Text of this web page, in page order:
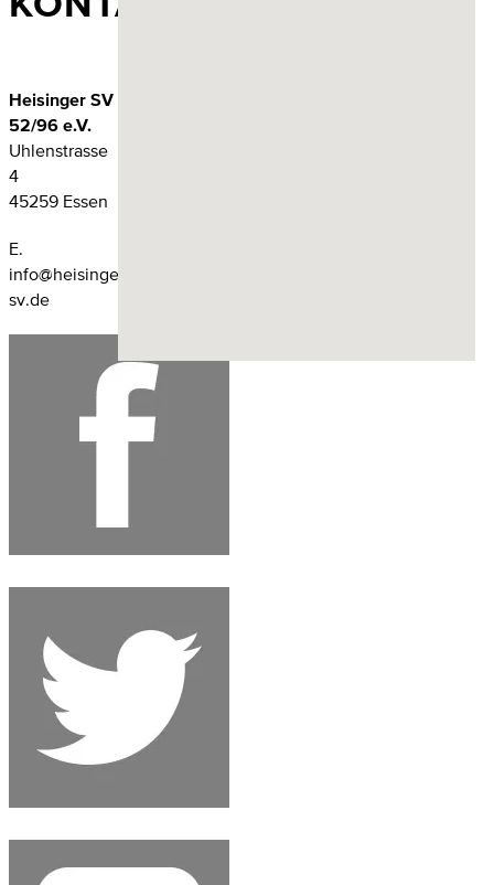
Heisinger SV
52/96 e.V.
Uhlenstrasse
4
45259 Essen
E.
info@heisinger-
sv.de